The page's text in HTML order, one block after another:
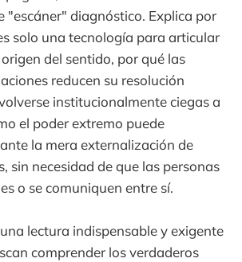
"escáner" diagnóstico. Explica por
solo una tecnología para articular
del sentido, por qué las
reducen su resolución
institucionalmente ciegas a
el poder extremo puede
la mera externalización de
sin necesidad de que las personas
o se comuniquen entre sí.
lectura indispensable y exigente
comprender los verdaderos